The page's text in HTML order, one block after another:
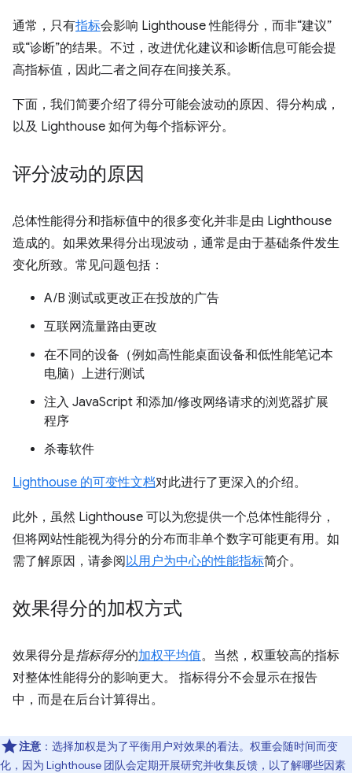
通常，只有指标会影响 Lighthouse 性能得分，而非“建议”
或“诊断”的结果。不过，改进优化建议和诊断信息可能会提
高指标值，因此二者之间存在间接关系。
下面，我们简要介绍了得分可能会波动的原因、得分构成，
以及 Lighthouse 如何为每个指标评分。
评分波动的原因
总体性能得分和指标值中的很多变化并非是由 Lighthouse
造成的。如果效果得分出现波动，通常是由于基础条件发生
变化所致。常见问题包括：
A/B 测试或更改正在投放的广告
互联网流量路由更改
在不同的设备（例如高性能桌面设备和低性能笔记本
电脑）上进行测试
注入 JavaScript 和添加/修改网络请求的浏览器扩展
程序
杀毒软件
Lighthouse 的可变性文档对此进行了更深入的介绍。
此外，虽然 Lighthouse 可以为您提供一个总体性能得分，
但将网站性能视为得分的分布而非单个数字可能更有用。如
需了解原因，请参阅以用户为中心的性能指标简介。
效果得分的加权方式
效果得分是指标得分的加权平均值。当然，权重较高的指标
对整体性能得分的影响更大。 指标得分不会显示在报告
中，而是在后台计算得出。
注意 ：选择加权是为了平衡用户对效果的看法。权重会随时间而变
化，因为 Lighthouse 团队会定期开展研究并收集反馈，以了解哪些因素